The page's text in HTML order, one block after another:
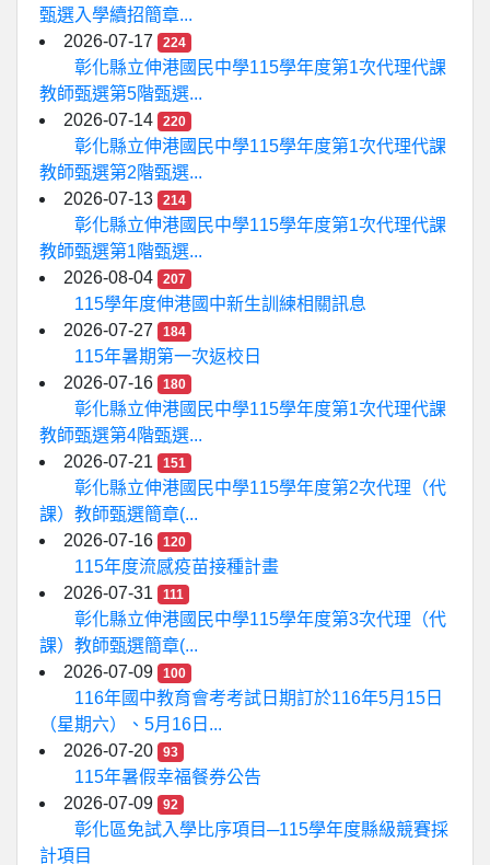
甄選入學續招簡章...
2026-07-17
224
彰化縣立伸港國民中學115學年度第1次代理代課
教師甄選第5階甄選...
2026-07-14
220
彰化縣立伸港國民中學115學年度第1次代理代課
教師甄選第2階甄選...
2026-07-13
214
彰化縣立伸港國民中學115學年度第1次代理代課
教師甄選第1階甄選...
2026-08-04
207
115學年度伸港國中新生訓練相關訊息
2026-07-27
184
115年暑期第一次返校日
2026-07-16
180
彰化縣立伸港國民中學115學年度第1次代理代課
教師甄選第4階甄選...
2026-07-21
151
彰化縣立伸港國民中學115學年度第2次代理（代
課）教師甄選簡章(...
2026-07-16
120
115年度流感疫苗接種計畫
2026-07-31
111
彰化縣立伸港國民中學115學年度第3次代理（代
課）教師甄選簡章(...
2026-07-09
100
116年國中教育會考考試日期訂於116年5月15日
（星期六）、5月16日...
2026-07-20
93
115年暑假幸福餐券公告
2026-07-09
92
彰化區免試入學比序項目─115學年度縣級競賽採
計項目